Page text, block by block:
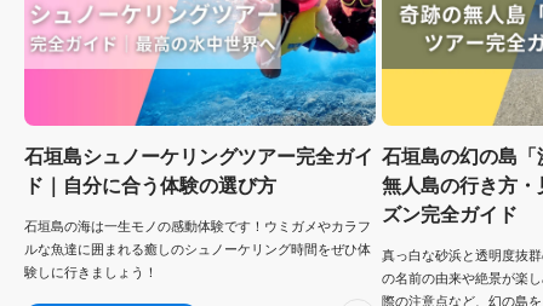
石垣島シュノーケリングツアー完全ガイ
ド｜自分に合う体験の選び方
石垣島の海は一生モノの感動体験です！ウミガメやカラフ
ルな魚達に囲まれる癒しのシュノーケリング時間をぜひ体
験しに行きましょう！
石垣島の幻の島
無人島の行き方
ズン完全ガイド
真っ白な砂浜と透明度抜
の名前の由来や絶景が楽
際の注意点など、幻の島